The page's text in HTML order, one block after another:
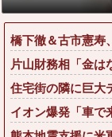
てしまう…
橋下徹＆古市憲寿
片山財務相「金は
住宅街の隣に巨大
イオン爆発「車で